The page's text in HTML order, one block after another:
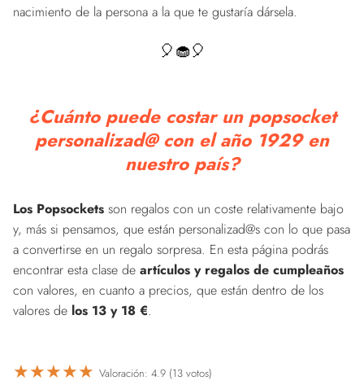
nacimiento de la persona a la que te gustaría dársela.
🎈🧁🎈
¿Cuánto puede costar un popsocket
personalizad@ con el año 1929 en
nuestro país?
Los Popsockets son regalos con un coste relativamente bajo
y, más si pensamos, que están personalizad@s con lo que pasa
a convertirse en un regalo sorpresa. En esta página podrás
encontrar esta clase de artículos y regalos de cumpleaños
con valores, en cuanto a precios, que están dentro de los
valores de los 13 y 18 €.
★★★★★ Valoración: 4.9 (13 votos)